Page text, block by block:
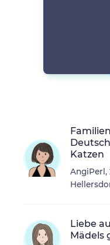
Katzen
AngiPerl,
Liebe
Mädels